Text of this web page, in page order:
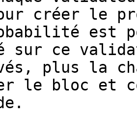
créer le
est
sur ce
plus la
le bloc et